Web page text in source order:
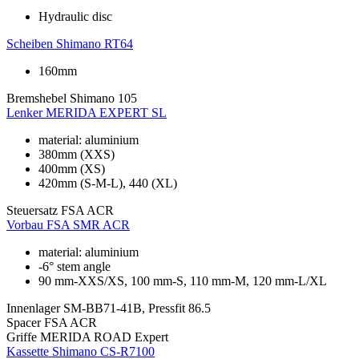
Hydraulic disc
Scheiben Shimano RT64
160mm
Bremshebel Shimano 105
Lenker MERIDA EXPERT SL
material: aluminium
380mm (XXS)
400mm (XS)
420mm (S-M-L), 440 (XL)
Steuersatz FSA ACR
Vorbau FSA SMR ACR
material: aluminium
-6° stem angle
90 mm-XXS/XS, 100 mm-S, 110 mm-M, 120 mm-L/XL
Innenlager SM-BB71-41B, Pressfit 86.5
Spacer FSA ACR
Griffe MERIDA ROAD Expert
Kassette Shimano CS-R7100